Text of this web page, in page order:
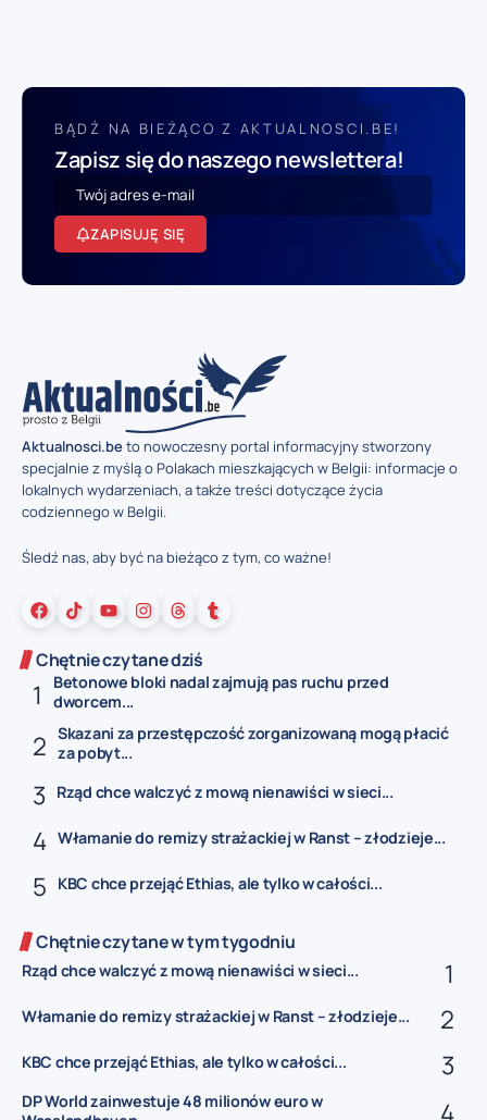
BĄDŹ NA BIEŻĄCO Z AKTUALNOSCI.BE!
Zapisz się do naszego newslettera!
ZAPISUJĘ SIĘ
Aktualnosci.beto nowoczesny portal informacyjny stworzony
specjalnie z myślą o Polakach mieszkających w Belgii: informacje o
lokalnych wydarzeniach, a także treści dotyczące życia
codziennego w Belgii.
Śledź nas, aby być na bieżąco z tym, co ważne!
Chętnie czytane dziś
Betonowe bloki nadal zajmują pas ruchu przed
dworcem...
Skazani za przestępczość zorganizowaną mogą płacić
za pobyt...
Rząd chce walczyć z mową nienawiści w sieci...
Włamanie do remizy strażackiej w Ranst – złodzieje...
KBC chce przejąć Ethias, ale tylko w całości...
Chętnie czytane w tym tygodniu
Rząd chce walczyć z mową nienawiści w sieci...
Włamanie do remizy strażackiej w Ranst – złodzieje...
KBC chce przejąć Ethias, ale tylko w całości...
DP World zainwestuje 48 milionów euro w